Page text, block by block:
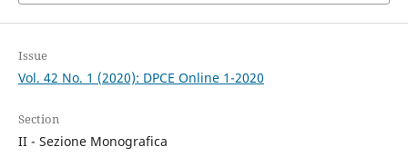
Issue
Vol. 42 No. 1 (2020): DPCE Online 1-2020
Section
II - Sezione Monografica